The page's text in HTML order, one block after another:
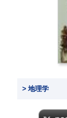
> 地理学